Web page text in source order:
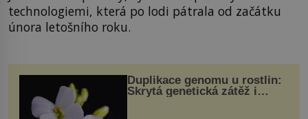
technologiemi, která po lodi pátrala od začátku
února letošního roku.
Duplikace genomu u rostlin:
Skrytá genetická zátěž i